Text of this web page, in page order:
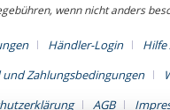
wenn nicht anders
Händler-Login
und Zahlungsbedingungen
AGB